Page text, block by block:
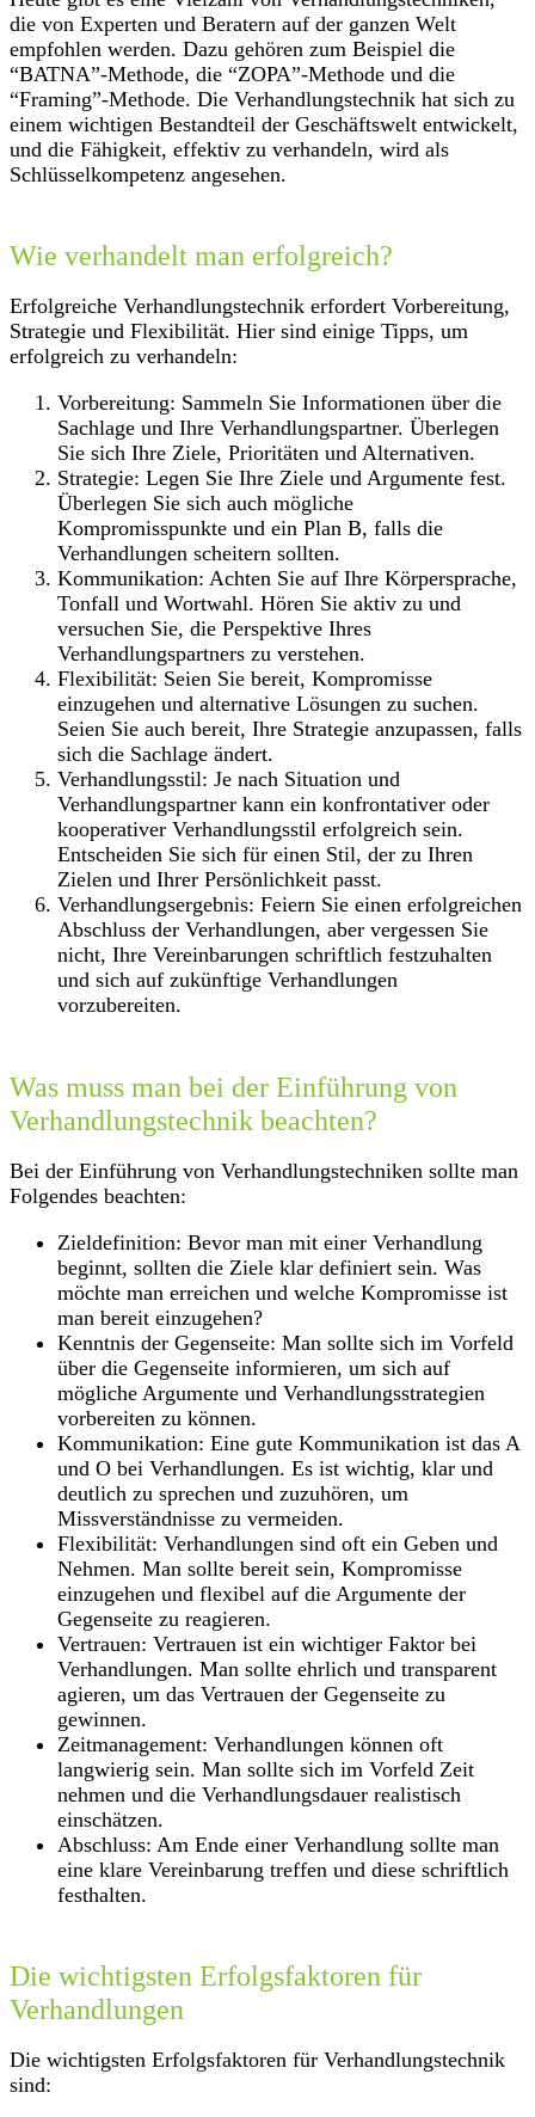
die von Experten und Beratern auf der ganzen Welt
empfohlen werden. Dazu gehören zum Beispiel die
“BATNA”-Methode, die “ZOPA”-Methode und die
“Framing”-Methode. Die Verhandlungstechnik hat sich zu
einem wichtigen Bestandteil der Geschäftswelt entwickelt,
und die Fähigkeit, effektiv zu verhandeln, wird als
Schlüsselkompetenz angesehen.
Wie verhandelt man erfolgreich?
Erfolgreiche Verhandlungstechnik erfordert Vorbereitung,
Strategie und Flexibilität. Hier sind einige Tipps, um
erfolgreich zu verhandeln:
Vorbereitung: Sammeln Sie Informationen über die
Sachlage und Ihre Verhandlungspartner. Überlegen
Sie sich Ihre Ziele, Prioritäten und Alternativen.
Strategie: Legen Sie Ihre Ziele und Argumente fest.
Überlegen Sie sich auch mögliche
Kompromisspunkte und ein Plan B, falls die
Verhandlungen scheitern sollten.
Kommunikation: Achten Sie auf Ihre Körpersprache,
Tonfall und Wortwahl. Hören Sie aktiv zu und
versuchen Sie, die Perspektive Ihres
Verhandlungspartners zu verstehen.
Flexibilität: Seien Sie bereit, Kompromisse
einzugehen und alternative Lösungen zu suchen.
Seien Sie auch bereit, Ihre Strategie anzupassen, falls
sich die Sachlage ändert.
Verhandlungsstil: Je nach Situation und
Verhandlungspartner kann ein konfrontativer oder
kooperativer Verhandlungsstil erfolgreich sein.
Entscheiden Sie sich für einen Stil, der zu Ihren
Zielen und Ihrer Persönlichkeit passt.
Verhandlungsergebnis: Feiern Sie einen erfolgreichen
Abschluss der Verhandlungen, aber vergessen Sie
nicht, Ihre Vereinbarungen schriftlich festzuhalten
und sich auf zukünftige Verhandlungen
vorzubereiten.
Was muss man bei der Einführung von
Verhandlungstechnik beachten?
Bei der Einführung von Verhandlungstechniken sollte man
Folgendes beachten:
Zieldefinition: Bevor man mit einer Verhandlung
beginnt, sollten die Ziele klar definiert sein. Was
möchte man erreichen und welche Kompromisse ist
man bereit einzugehen?
Kenntnis der Gegenseite: Man sollte sich im Vorfeld
über die Gegenseite informieren, um sich auf
mögliche Argumente und Verhandlungsstrategien
vorbereiten zu können.
Kommunikation: Eine gute Kommunikation ist das A
und O bei Verhandlungen. Es ist wichtig, klar und
deutlich zu sprechen und zuzuhören, um
Missverständnisse zu vermeiden.
Flexibilität: Verhandlungen sind oft ein Geben und
Nehmen. Man sollte bereit sein, Kompromisse
einzugehen und flexibel auf die Argumente der
Gegenseite zu reagieren.
Vertrauen: Vertrauen ist ein wichtiger Faktor bei
Verhandlungen. Man sollte ehrlich und transparent
agieren, um das Vertrauen der Gegenseite zu
gewinnen.
Zeitmanagement: Verhandlungen können oft
langwierig sein. Man sollte sich im Vorfeld Zeit
nehmen und die Verhandlungsdauer realistisch
einschätzen.
Abschluss: Am Ende einer Verhandlung sollte man
eine klare Vereinbarung treffen und diese schriftlich
festhalten.
Die wichtigsten Erfolgsfaktoren für
Verhandlungen
Die wichtigsten Erfolgsfaktoren für Verhandlungstechnik
sind: